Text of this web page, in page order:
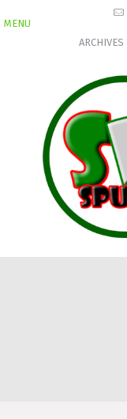
ARCHIVES
MENU